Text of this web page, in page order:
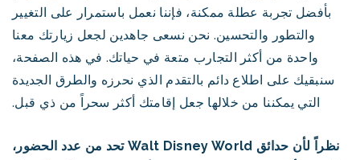
بأفضل تجربة عطلة ممكنة، فإننا نعمل باستمرار على التغيير
والتطور والتحسين. نحن نسعى جاهدين لجعل زيارتك معنا
واحدة من أكثر التجارب متعة في حياتك. في هذه الصفحة،
سنبقيك على اطلاع دائم بالتقدم الذي نحرزه والطرق الجديدة
التي يمكننا من خلالها جعل إقامتك أكثر سحراً من ذي قبل.
نظراً لأن حدائق Walt Disney World تحد من عدد الحضور،